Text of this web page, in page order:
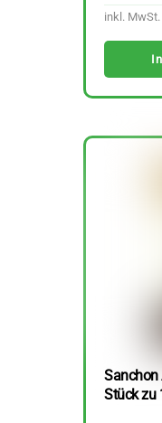
inkl.
Sanchon
Stück zu